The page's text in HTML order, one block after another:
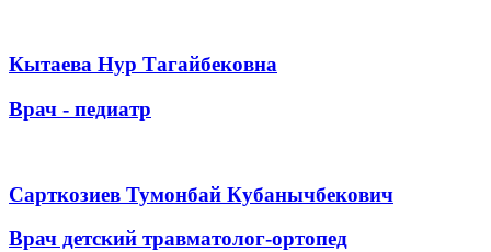
Кытаева Нур Тагайбековна
Врач - педиатр
Сарткозиев Тумонбай Кубанычбекович
Врач детский травматолог-ортопед